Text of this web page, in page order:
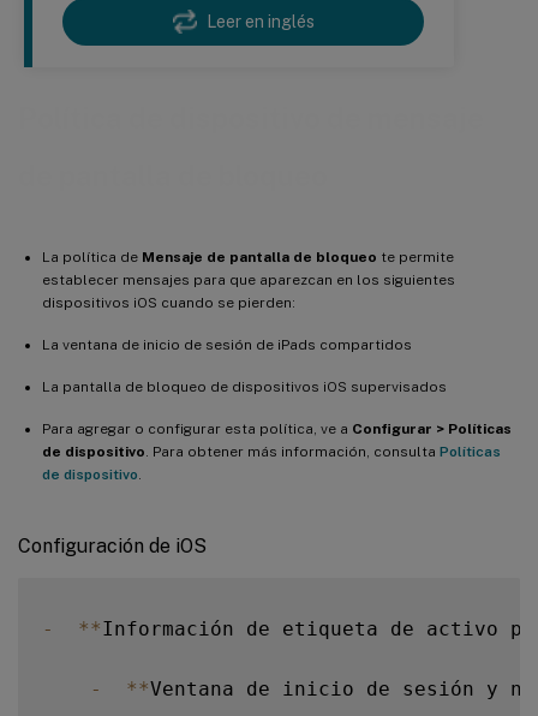
Leer en inglés
La política de Mensaje de pantalla de bloqueo te permite
establecer mensajes para que aparezcan en los siguientes
dispositivos iOS cuando se pierden:
La ventana de inicio de sesión de iPads compartidos
La pantalla de bloqueo de dispositivos iOS supervisados
Para agregar o configurar esta política, ve a Configurar > Políticas
de dispositivo . Para obtener más información, consulta Políticas
de dispositivo
Configuración de iOS
- **Información de etiqueta de activo
- **Ventana de inicio de sesión y